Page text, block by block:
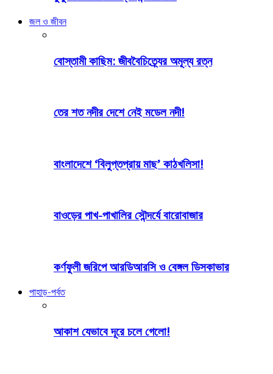
জল ও জীবন
বোস্তামী কাছিম: জীববৈচিত্র্যের অমূল্য রত্ন
তের শত নদীর দেশে নেই মডেল নদী!
বাংলাদেশে ‘বিলুপ্তপ্রায় মাছ’ কাঠখলিসা!
বাওড়ের পাখ-পাখালির সৌন্দর্যে বারোবাজার
কর্ণফুলী জরিপে আরডিআরসি ও বেঙ্গল ডিসকাভার
পাহাড়-পর্বত
আকাশ যেভাবে দূরে চলে গেলো!